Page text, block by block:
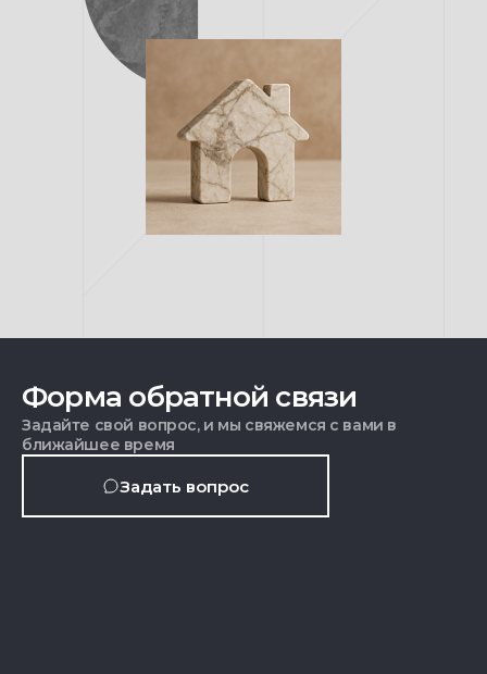
Форма обратной связи
Задайте свой вопрос, и мы свяжемся с вами в
ближайшее время
Задать вопрос